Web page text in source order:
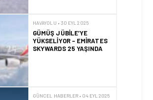
HAVAYOLU • 30 EYL 2025
GÜMÜŞ JÜBILE’YE
YÜKSELIYOR – EMIRATES
SKYWARDS 25 YAŞINDA
GÜNCEL HABERLER • 04 EYL 2025